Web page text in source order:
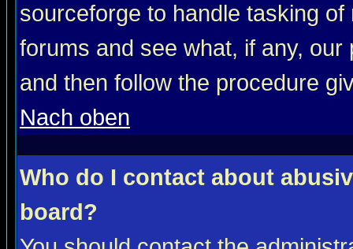
sourceforge to handle tasking
forums and see what, if any,
and then follow the procedure
Nach oben
Who do I contact about
board?